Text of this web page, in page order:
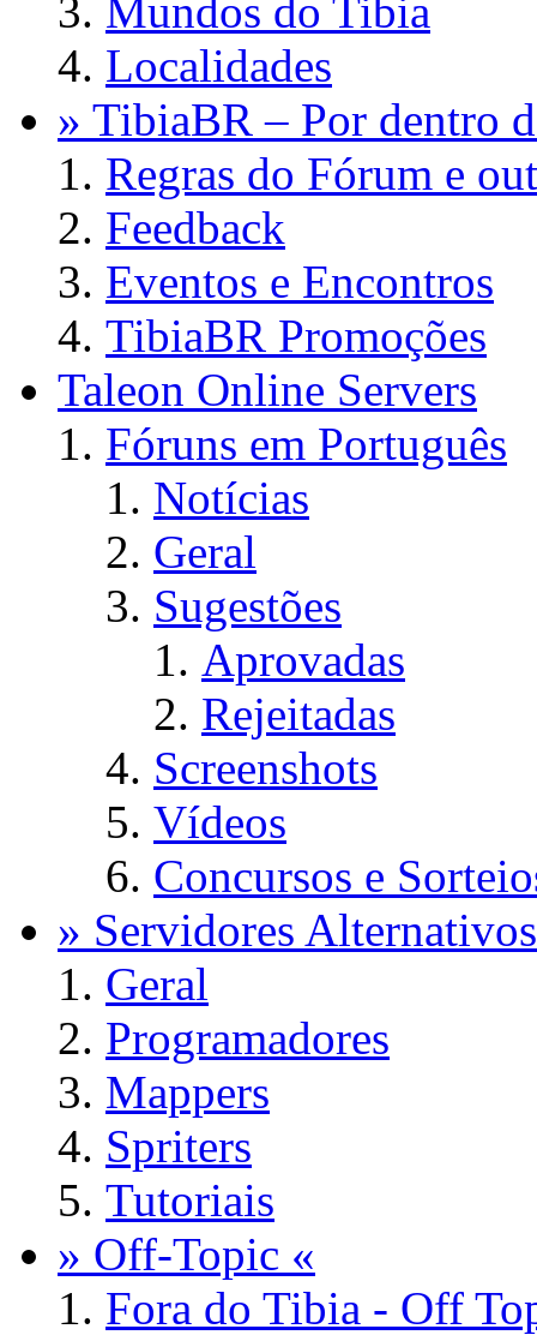
Mundos do Tibia
Localidades
» TibiaBR – Por dentro
Regras do Fórum e
Feedback
Eventos e Encontros
TibiaBR Promoções
Taleon Online Servers
Fóruns em Português
Notícias
Geral
Sugestões
Aprovadas
Rejeitadas
Screenshots
Vídeos
Concursos e
» Servidores
Geral
Programadores
Mappers
Spriters
Tutoriais
» Off-Topic «
Fora do Tibia - Off